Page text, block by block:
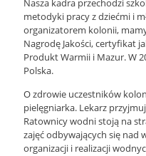
Nasza kadra przechodzi
metodyki pracy z dziećmi i
organizatorem kolonii,
Nagrodę Jakości, certyfikat
Produkt Warmii i Mazur. W
Polska.
O zdrowie uczestników
pielęgniarka. Lekarz
Ratownicy wodni stoją na
zajęć odbywających się nad
organizacji i realizacji